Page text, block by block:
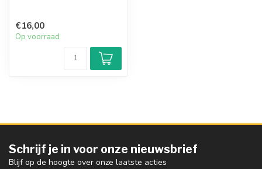
€16,00
Op voorraad
Schrijf je in voor onze nieuwsbrief
Blijf op de hoogte over onze laatste acties